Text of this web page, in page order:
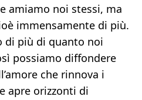
amiamo noi stessi, ma
immensamente di più.
di più di quanto noi
possiamo diffondere
che rinnova i
apre orizzonti di